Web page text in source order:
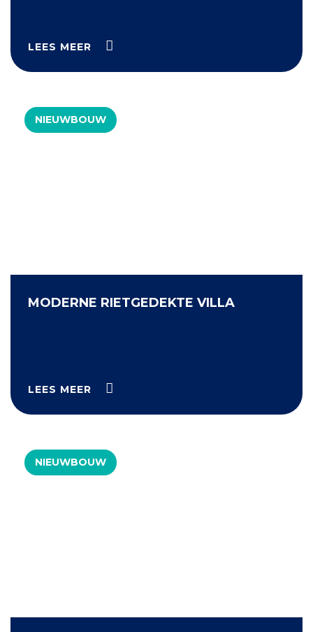
LEES MEER
NIEUWBOUW
MODERNE RIETGEDEKTE VILLA
LEES MEER
NIEUWBOUW